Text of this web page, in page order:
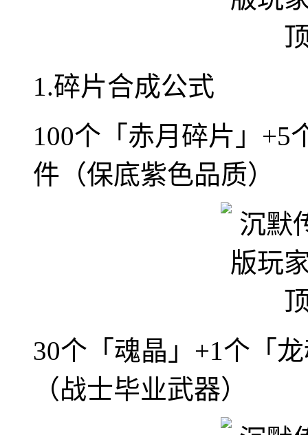
1.碎片合成公式
100个「赤月碎片」+5
件（保底紫色品质）
30个「魂晶」+1个「
（战士毕业武器）